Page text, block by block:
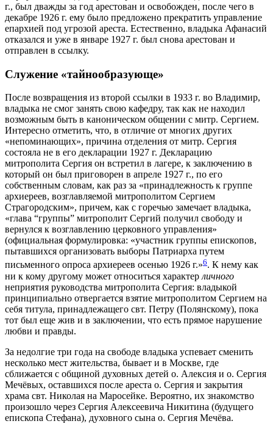
г., был дважды за год арестован и освобожден, после чего в
декабре 1926 г. ему было предложено прекратить управление
епархией под угрозой ареста. Естественно, владыка Афанасий
отказался и уже в январе 1927 г. был снова арестован и
отправлен в ссылку.
Служение «тайнообразующе»
После возвращения из второй ссылки в 1933 г. во Владимир,
владыка не смог занять свою кафедру, так как не находил
возможным быть в каноническом общении с митр. Сергием.
Интересно отметить, что, в отличие от многих других
«непоминающих», причина отделения от митр. Сергия
состояла не в его декларации 1927 г. Декларацию
митрополита Сергия он встретил в лагере, к заключению в
который он был приговорен в апреле 1927 г., по его
собственным словам, как раз за «принадлежность к группе
архиереев, возглавляемой митрополитом Сергием
Страгородским», причем, как с горечью замечает владыка,
«глава “группы” митрополит Сергий получил свободу и
вернулся к возглавлению церковного управления»
(официальная формулировка: «участник группы епископов,
пытавшихся организовать выборы Патриарха путем
письменного опроса архиереев осенью 1926 г.»6. К нему как
ни к кому другому может относиться характер личного
неприятия руководства митрополита Сергия: владыкой
принципиально отвергается взятие митрополитом Сергием на
себя титула, принадлежащего свт. Петру (Полянскому), пока
тот был еще жив и в заключении, что есть прямое нарушение
любви и правды.
За недолгие три года на свободе владыка успевает сменить
несколько мест жительства, бывает и в Москве, где
сближается с общиной духовных детей о. Алексия и о. Сергия
Мечёвых, оставшихся после ареста о. Сергия и закрытия
храма свт. Николая на Маросейке. Вероятно, их знакомство
произошло через Сергия Алексеевича Никитина (будущего
епископа Стефана), духовного сына о. Сергия Мечёва.